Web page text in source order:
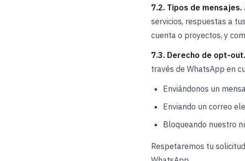
7.2. Tipos de mensajes.
servicios, respuestas a
cuenta o proyectos, y
7.3. Derecho de opt-out.
través de WhatsApp en
Enviándonos un
Enviando un correo
Bloqueando nuestro
Respetaremos tu